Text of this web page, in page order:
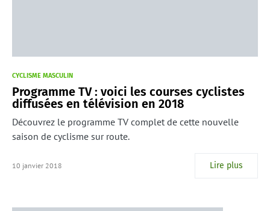
CYCLISME MASCULIN
Programme TV : voici les courses cyclistes
diffusées en télévision en 2018
Découvrez le programme TV complet de cette nouvelle
saison de cyclisme sur route.
10 janvier 2018 Lire plus